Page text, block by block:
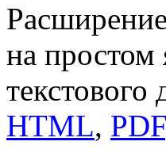
на простом
HTML, PDF